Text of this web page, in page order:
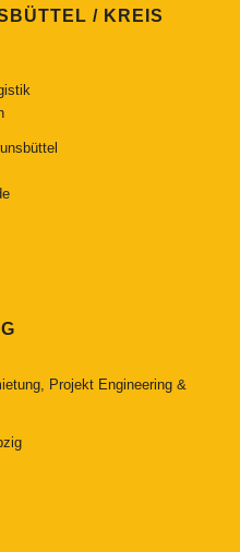
/ KREIS
Projekt Engineering &